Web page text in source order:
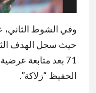
وفي الشوط الثاني،
حيث سجل الهدف
71 بعد متابعة
الحفيظ “زلاكة”.